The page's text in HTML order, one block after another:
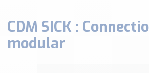
ANALYSE PHYSICO-CHIMIQUE
SECURITE MACHINE
ENREGISTREUR + ACQUISITION DE
CDM SICK :
modular